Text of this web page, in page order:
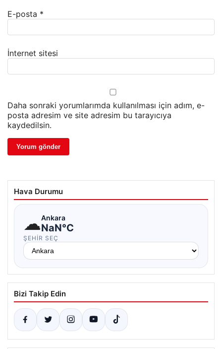
E-posta *
İnternet sitesi
Daha sonraki yorumlarımda kullanılması için adım, e-
posta adresim ve site adresim bu tarayıcıya
kaydedilsin.
Hava Durumu
☁Ankara
NaN°C
ŞEHIR SEÇ
Bizi Takip Edin